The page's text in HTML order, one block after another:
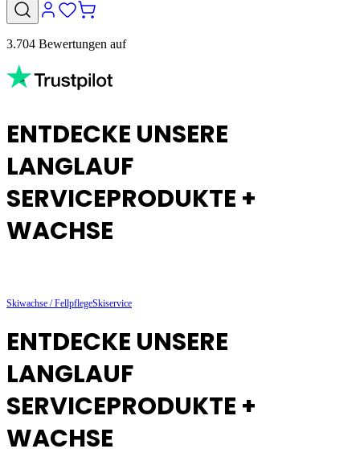
3.704 Bewertungen auf
ENTDECKE UNSERE
LANGLAUF
SERVICEPRODUKTE +
WACHSE
Skiwachse / FellpflegeSkiservice
ENTDECKE UNSERE
LANGLAUF
SERVICEPRODUKTE +
WACHSE